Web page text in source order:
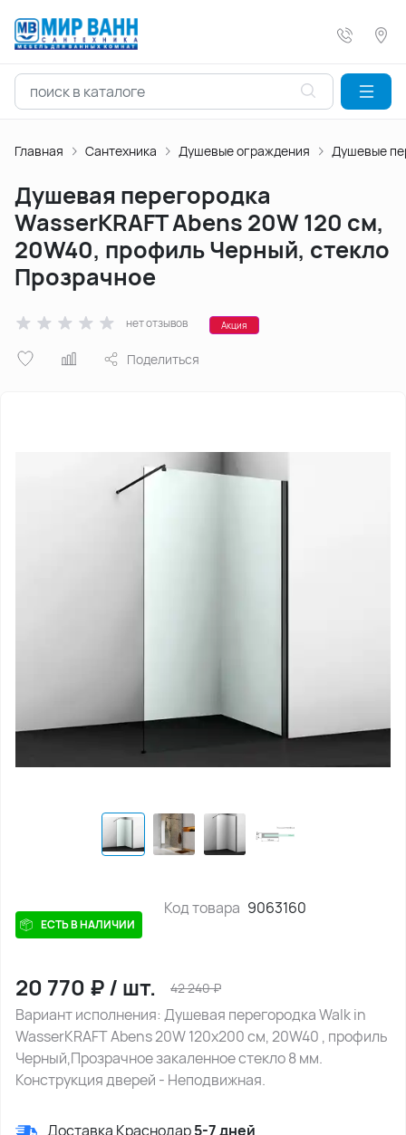
Главная Сантехника Душевые ограждения Душевые
Душевая перегородка
WasserKRAFT Abens 20W 120 см,
20W40, профиль Черный, стекло
Прозрачное
нет отзывов Акция
Поделиться
ЕСТЬ В НАЛИЧИИ
Код товара 9063160
20 770 ₽/ шт. 42 240₽
Вариант исполнения: Душевая перегородка Walk in
WasserKRAFT Abens 20W 120х200 см, 20W40 , профиль
Черный,Прозрачное закаленное стекло 8 мм.
Конструкция дверей - Неподвижная.
Доставка Краснодар5-7 дней